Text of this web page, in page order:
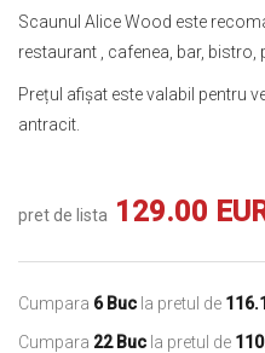
Scaunul Alice Wood este
restaurant , cafenea, bar, bistro,
Prețul afișat este valabil pentru
antracit.
pret de lista 129.00
Cumpara 6 Buc la pretul de
Cumpara 22 Buc la pretul de